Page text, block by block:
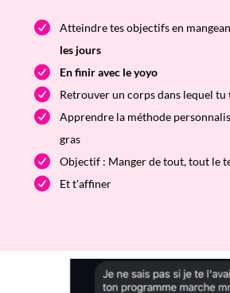
Atteindre tes objectifs en
les jours
En finir avec le yoyo
Retrouver un corps dans lequel tu
Apprendre la méthode
gras
Objectif : Manger de tout, tout le
Et t'affiner